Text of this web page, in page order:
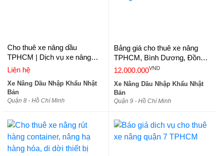
Cho thuê xe nâng dầu
TPHCM | Dịch vụ xe nâng
dầu 3 - 20 tấn
Liên hệ
Xe Nâng Dầu Nhập Khẩu Nhật
Bản
Quận 8 - Hồ Chí Minh
Bảng giá cho thuê xe nâng
TPHCM, Bình Dương, Đồng
Nai
12.000.000VND
Xe Nâng Dầu Nhập Khẩu Nhật
Bản
Quận 9 - Hồ Chí Minh